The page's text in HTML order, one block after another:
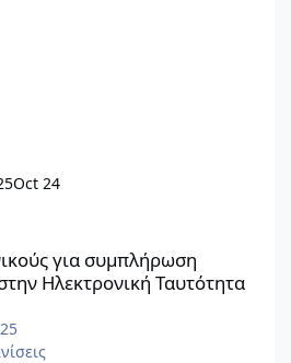
Oct 24
για συμπλήρωση
Ηλεκτρονική Ταυτότητα